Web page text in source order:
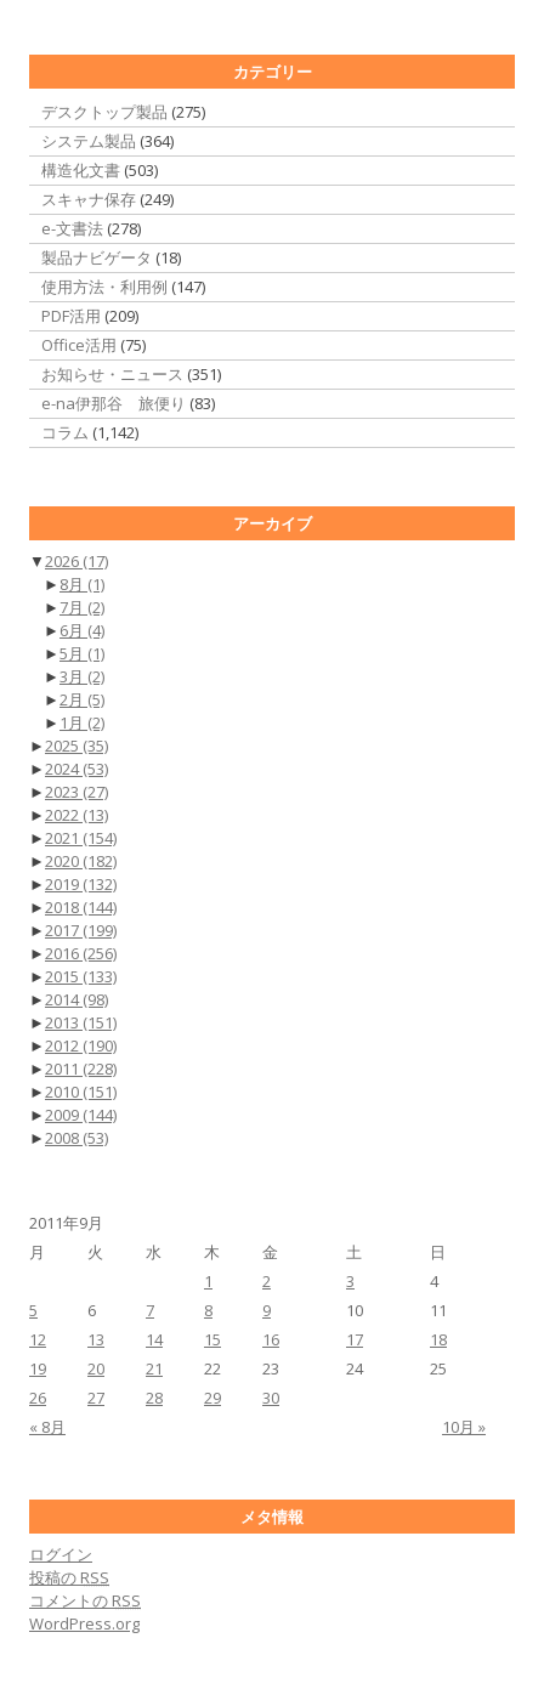
カテゴリー
デスクトップ製品 (275)
システム製品 (364)
構造化文書 (503)
スキャナ保存 (249)
e-文書法 (278)
製品ナビゲータ (18)
使用方法・利用例 (147)
PDF活用 (209)
Office活用 (75)
お知らせ・ニュース (351)
e-na伊那谷 旅便り (83)
コラム (1,142)
アーカイブ
▼2026 (17)
► 8月 (1)
► 7月 (2)
► 6月 (4)
►5月 (1)
►3月 (2)
►2月 (5)
► 1月 (2)
►2025 (35)
►2024(53)
►2023 (27)
►2022 (13)
►2021 (154)
►2020 (182)
►2019 (132)
►2018 (144)
►2017 (199)
►2016 (256)
►2015 (133)
►2014(98)
►2013 (151)
►2012 (190)
►2011 (228)
►2010 (151)
►2009 (144)
►2008 (53)
2011年9月
月
火 水 木 金 土 日
« 8月 10月 »
1 2 3
4
5
6 7 8 9 10
11
12
13 14 15 16 17
18
19
20 21 22 23 24
25
26
27 28 29 30
メタ情報
ログイン
投稿の RSS
コメントの RSS
WordPress.org